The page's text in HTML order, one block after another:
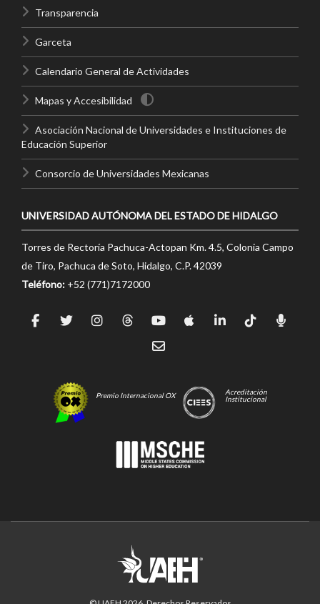
Transparencia
Garceta
Calendario General de Actividades
Mapas y Accesibilidad
Asociación Nacional de Universidades e Instituciones de
Educación Superior
Consorcio de Universidades Mexicanas
UNIVERSIDAD AUTÓNOMA DEL ESTADO DE HIDALGO
Torres de Rectoría Pachuca-Actopan Km. 4.5, Colonia Campo
de Tiro, Pachuca de Soto, Hidalgo, C.P. 42039
Teléfono: +52 (771)7172000
Premio Internacional OX
Acreditación
Institucional